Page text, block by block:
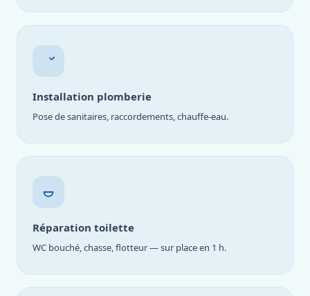
Installation plomberie
Pose de sanitaires, raccordements, chauffe-eau.
Réparation toilette
WC bouché, chasse, flotteur — sur place en 1 h.